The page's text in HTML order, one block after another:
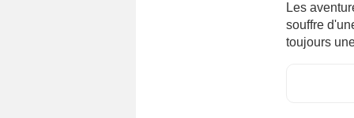
Les
souffre
toujours